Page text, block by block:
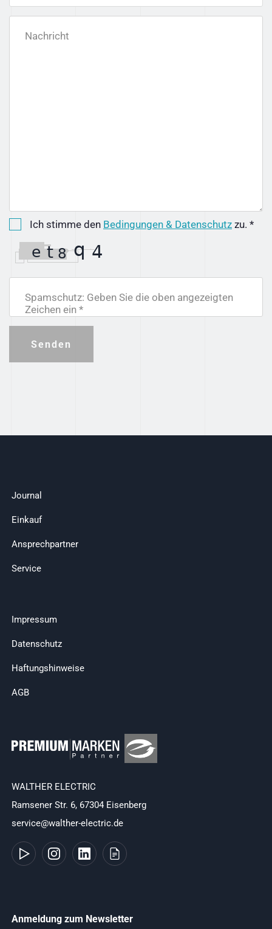
Nachricht
Ich stimme den Bedingungen & Datenschutz zu. *
Spamschutz: Geben Sie die oben angezeigten
Zeichen ein *
Senden
Journal
Einkauf
Ansprechpartner
Service
Impressum
Datenschutz
Haftungshinweise
AGB
WALTHER ELECTRIC
Ramsener Str. 6, 67304 Eisenberg
service@walther-electric.de
Anmeldung zum Newsletter